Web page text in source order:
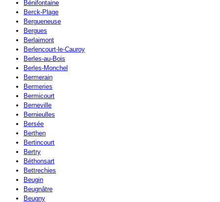
Bénifontaine
Berck-Plage
Bergueneuse
Bergues
Berlaimont
Berlencourt-le-Cauroy
Berles-au-Bois
Berles-Monchel
Bermerain
Bermeries
Bermicourt
Berneville
Bernieulles
Bersée
Berthen
Bertincourt
Bertry
Béthonsart
Bettrechies
Beugin
Beugnâtre
Beugny